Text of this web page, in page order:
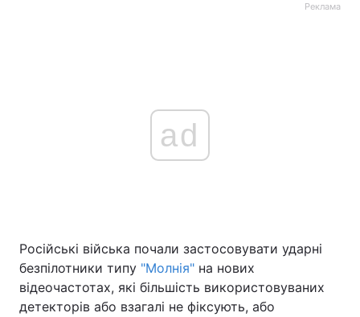
Україна Політика
Економіка Світ
Реклама
ad
Російські війська почали застосовувати ударні
безпілотники типу "Молнія" на нових
відеочастотах, які більшість використовуваних
детекторів або взагалі не фіксують, або